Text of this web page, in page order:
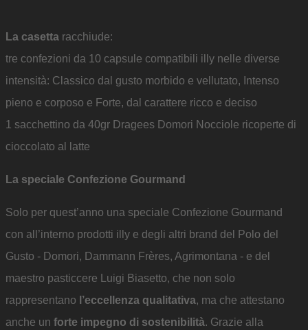
La casetta racchiude:
tre confezioni da 10 capsule compatibili illy nelle diverse
intensità: Classico dal gusto morbido e vellutato, Intenso
pieno e corposo e Forte, dal carattere ricco e deciso
1 sacchettino da 40gr Dragees Domori Nocciole ricoperte di
cioccolato al latte
La speciale Confezione Gourmand
Solo per quest’anno una speciale Confezione Gourmand
con all’interno prodotti illy e degli altri brand del Polo del
Gusto - Domori, Dammann Frères, Agrimontana - e del
maestro pasticcere Luigi Biasetto, che non solo
rappresentano l’eccellenza qualitativa, ma che attestano
anche un forte impegno di sostenibilità. Grazie alla